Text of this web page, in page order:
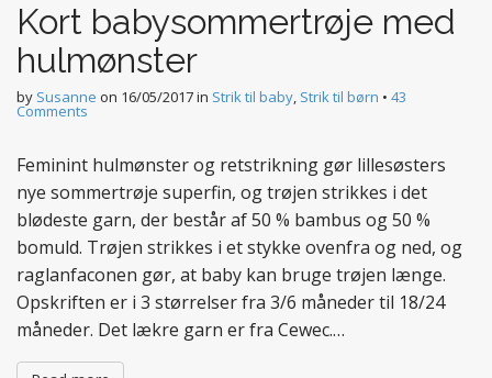
Kort babysommertrøje med
hulmønster
by Susanne on 16/05/2017in Strik til baby, Strik til børn • 43
Comments
Feminint hulmønster og retstrikning gør lillesøsters
nye sommertrøje superfin, og trøjen strikkes i det
blødeste garn, der består af 50 % bambus og 50 %
bomuld. Trøjen strikkes i et stykke ovenfra og ned, og
raglanfaconen gør, at baby kan bruge trøjen længe.
Opskriften er i 3 størrelser fra 3/6 måneder til 18/24
måneder. Det lækre garn er fra Cewec.…